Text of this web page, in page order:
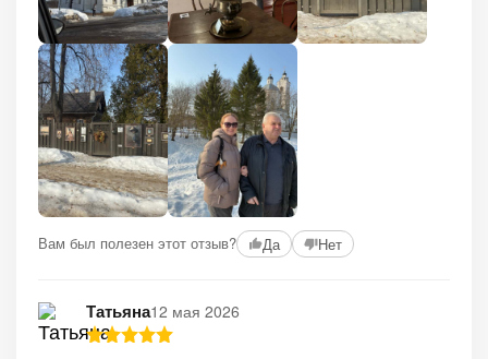
Вам был полезен этот отзыв? Да Нет
Татьяна12 мая 2026